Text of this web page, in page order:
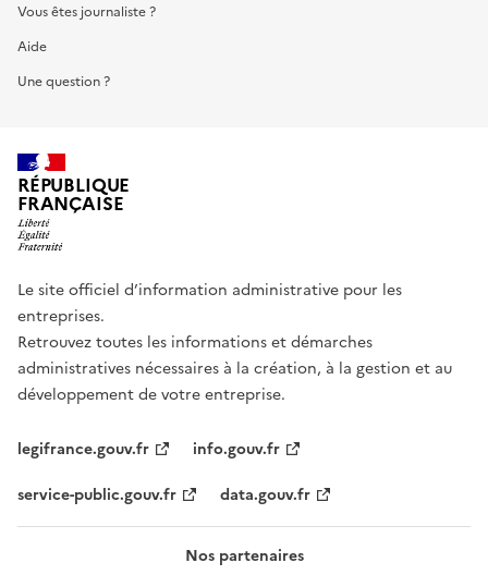
Vous êtes journaliste ?
Aide
Une question ?
RÉPUBLIQUE
FRANÇAISE
Le site officiel d’information administrative pour les
entreprises.
Retrouvez toutes les informations et démarches
administratives nécessaires à la création, à la gestion et au
développement de votre entreprise.
legifrance.gouv.fr
info.gouv.fr
service-public.gouv.fr
data.gouv.fr
Nos partenaires